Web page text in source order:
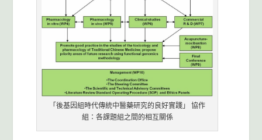
「後基因組時代傳統中醫藥研究的良好實踐」 協作
組：各課題組之間的相互關係